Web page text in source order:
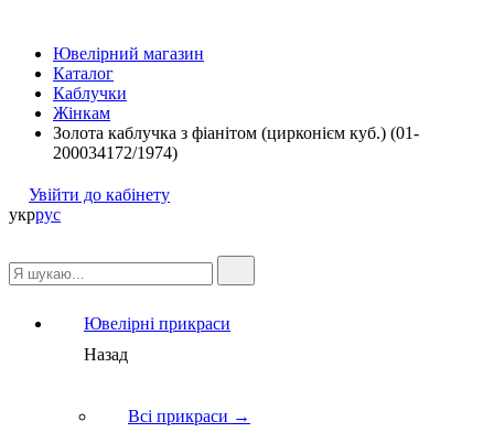
Ювелірний магазин
Каталог
Каблучки
Жінкам
Золота каблучка з фіанітом (цирконієм куб.) (01-
200034172/1974)
Увійти до кабінету
укррус
Ювелірні прикраси
Назад
Всі прикраси →